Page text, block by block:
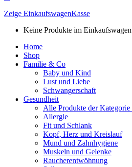
Zeige EinkaufswagenKasse
Keine Produkte im
Home
Shop
Familie & Co
Baby und Kind
Lust und Liebe
Schwangerschaft
Gesundheit
Alle Produkte der Kategorie
Allergie
Fit und Schlank
Kopf, Herz und Kreislauf
Mund und Zahnhygiene
Muskeln und Gelenke
Raucherentwöhnung